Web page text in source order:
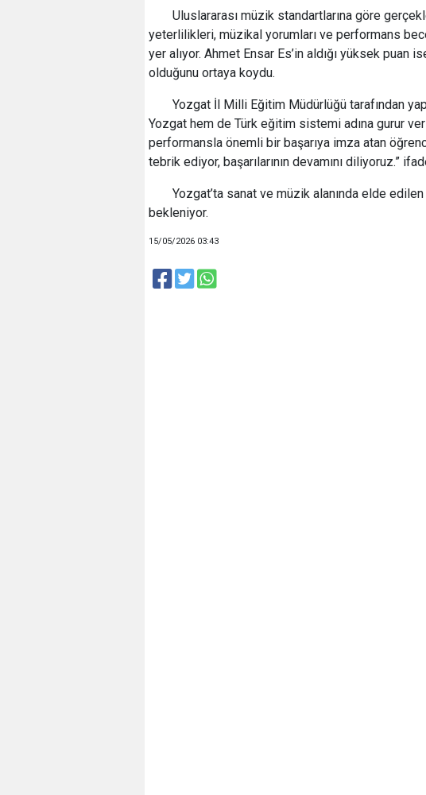
Uluslararası müzik standartlarına göre
yeterlilikleri, müzikal yorumları ve performans
yer alıyor. Ahmet Ensar Es’in aldığı yüksek
olduğunu ortaya koydu.
Yozgat İl Milli Eğitim Müdürlüğü tarafından
Yozgat hem de Türk eğitim sistemi adına gurur
performansla önemli bir başarıya imza atan
tebrik ediyor, başarılarının devamını diliyoruz.”
Yozgat’ta sanat ve müzik alanında elde
bekleniyor.
15/05/2026 03:43